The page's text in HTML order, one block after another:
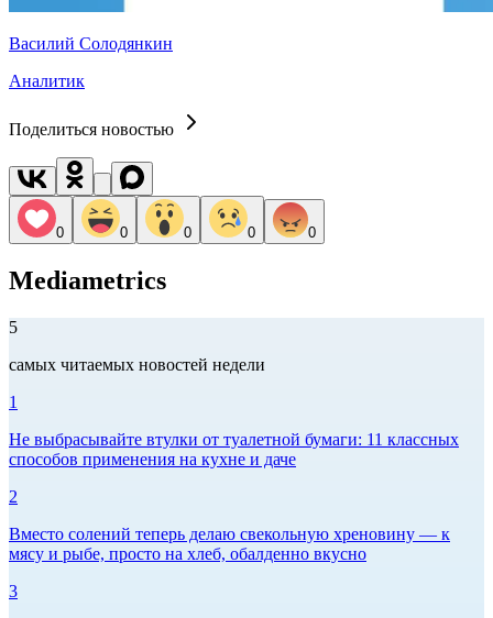
Василий Солодянкин
Аналитик
Поделиться новостью
0 0 0 0 0
Mediametrics
5
самых читаемых новостей недели
1
Не выбрасывайте втулки от туалетной бумаги: 11 классных
способов применения на кухне и даче
2
Вместо солений теперь делаю свекольную хреновину — к
мясу и рыбе, просто на хлеб, обалденно вкусно
3